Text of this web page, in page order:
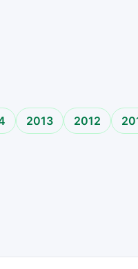
2013 2012